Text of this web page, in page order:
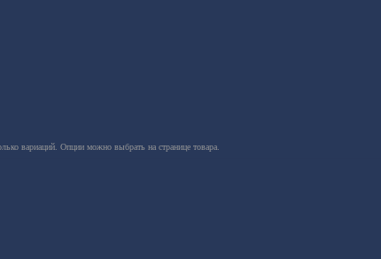
вариаций. Опции можно выбрать на странице товара.